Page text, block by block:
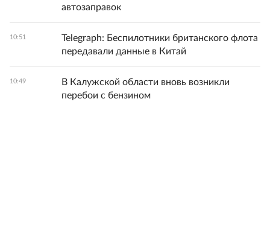
автозаправок
10:51
Telegraph: Беспилотники британского флота
передавали данные в Китай
10:49
В Калужской области вновь возникли
перебои с бензином